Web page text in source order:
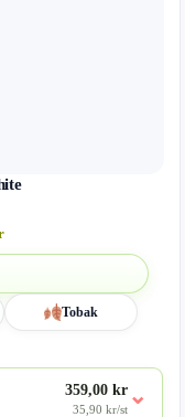
Tobak
359,00 kr
35,90 kr/st ⌄